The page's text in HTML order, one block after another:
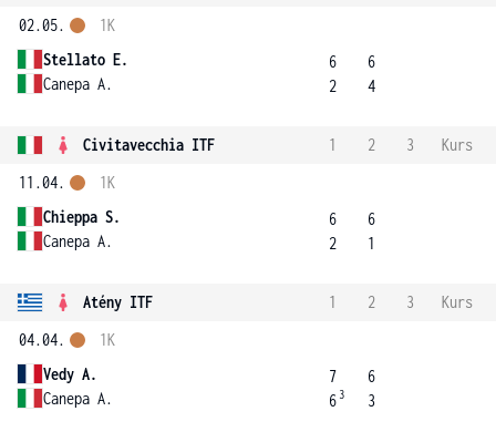
02.05.
Stellato E.
Canepa A.
1K
6
2
6
4
Civitavecchia ITF 1 2 3
Kurs
11.04.
Chieppa S.
Canepa A.
1K
6
2
6
1
Atény ITF 1 2 3
Kurs
04.04.
Vedy A.
Canepa A.
1K
7
6 3
6
3